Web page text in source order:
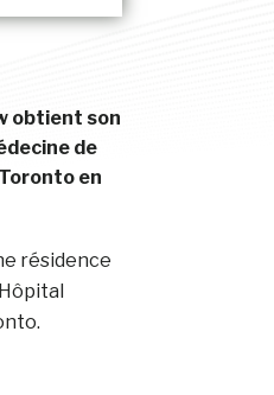
obtient son
de
en
résidence